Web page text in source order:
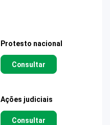
Protesto nacional
Consultar
Ações judiciais
Consultar